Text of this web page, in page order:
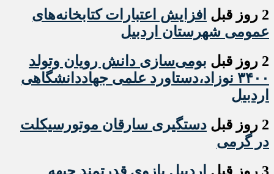
2 روز قبل
افزایش اعتبارات کتابخانه‌های
عمومی شهرستان اردبیل
2 روز قبل
بومی‌سازی دانش رویان وتولد
۳۴۰۰ نوزاد،دستاورد علمی جهاددانشگاهی
اردبیل
2 روز قبل
دستگیری سارقان موتورسیکلت
در گرمی